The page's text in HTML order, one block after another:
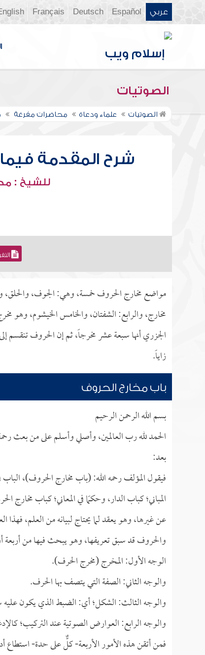
عربي Español
Deutsch
Français
الصوتيات
الصوتيات علماء ودعاة محاضرات مفرغة
شرح المقدمة فيما
للشيخ :
مواضع مخارج الحروف خمسة، وهي: الجوف، والحلق،
مخارج، والرابع: الشفتان، والخامس الخيشوم، وهو
الجزري أنها سبعة عشر مخرجاً، ثم إن الحروف تنقسم
زاياً.
باب مخارج الحروف
بسم الله الرحمن الرحيم
الحمد لله رب العالمين، وأصلي وأسلم على من بعث
بعد:
فيقول المؤلف رحمه الله: (باب مخارج الحروف)،
المباني؛ كباب الدار، وحكمًا في المعاني؛ كباب
عن غيرها، وهو يعقد لما يحتاج لبيانه من العلم،
والحروف قد سبق تعريفها، وهو يبحث فيها من أربعة
الوجه الأول: المخرج (مخرج الحرف).
والوجه الثاني: الصفة التي يتصف بها الحرف.
والوجه الثالث: الشكل؛ أي: الضبط الذي يكون
والوجه الرابع: العوارض الصوتية عند التركيب؛
فمن أتقن هذه الأمور الأربعة- كلٌّ على حدة-